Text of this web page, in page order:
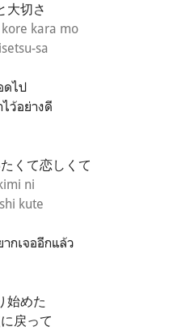
大切さ
kara mo
sa
ดไป
ไว้อย่างดี
くて恋しくて
ni
kute
กเจออีกแล้ว
始めた
戻って